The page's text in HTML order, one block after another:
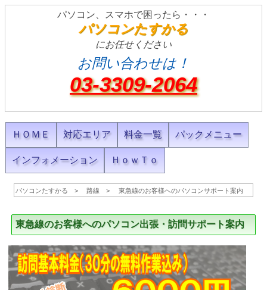
パソコン、スマホで困ったら・・・
パソコンたすかる
にお任せください
お問い合わせは！
03-3309-2064
ＨＯＭＥ 対応エリア 料金一覧 パックメニュー
インフォメーション ＨｏｗＴｏ
パソコンたすかる 路線 東急線のお客様へのパソコンサポート案内
東急線のお客様へのパソコン出張・訪問サポート案内